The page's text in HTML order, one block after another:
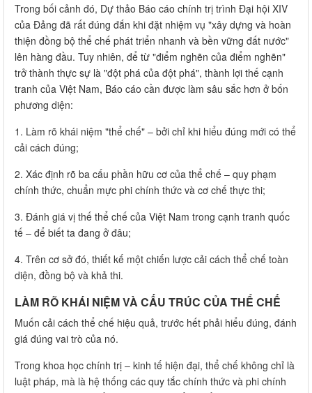
Trong bối cảnh đó, Dự thảo Báo cáo chính trị trình Đại hội XIV
của Đảng đã rất đúng đắn khi đặt nhiệm vụ "xây dựng và hoàn
thiện đồng bộ thể chế phát triển nhanh và bền vững đất nước"
lên hàng đầu. Tuy nhiên, để từ "điểm nghẽn của điểm nghẽn"
trở thành thực sự là "đột phá của đột phá", thành lợi thế cạnh
tranh của Việt Nam, Báo cáo cần được làm sâu sắc hơn ở bốn
phương diện:
1. Làm rõ khái niệm "thể chế" – bởi chỉ khi hiểu đúng mới có thể
cải cách đúng;
2. Xác định rõ ba cấu phần hữu cơ của thể chế – quy phạm
chính thức, chuẩn mực phi chính thức và cơ chế thực thi;
3. Đánh giá vị thế thể chế của Việt Nam trong cạnh tranh quốc
tế – để biết ta đang ở đâu;
4. Trên cơ sở đó, thiết kế một chiến lược cải cách thể chế toàn
diện, đồng bộ và khả thi.
LÀM RÕ KHÁI NIỆM VÀ CẤU TRÚC CỦA THỂ CHẾ
Muốn cải cách thể chế hiệu quả, trước hết phải hiểu đúng, đánh
giá đúng vai trò của nó.
Trong khoa học chính trị – kinh tế hiện đại, thể chế không chỉ là
luật pháp, mà là hệ thống các quy tắc chính thức và phi chính